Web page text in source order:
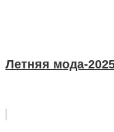
Летняя мода-